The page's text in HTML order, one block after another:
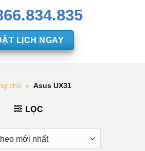
LỊCH NGAY
chủ » Asus UX31
LỌC